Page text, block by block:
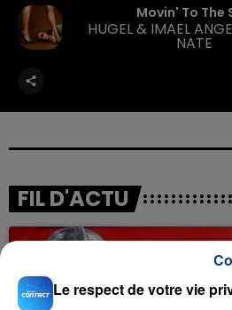
Movin' To The
HUGEL & IMAEL
NATE
FIL D'ACTU
Le respect de votre vie